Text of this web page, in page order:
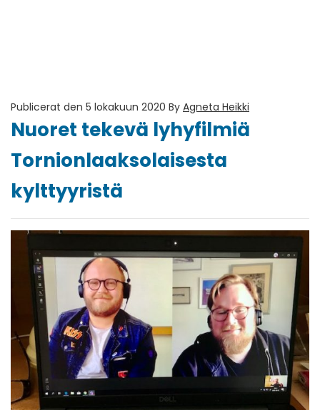
Publicerat den 5 lokakuun 2020 By Agneta Heikki
Nuoret tekevä lyhyfilmiä
Tornionlaaksolaisesta
kylttyyristä